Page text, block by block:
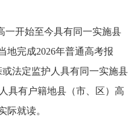
一开始至今具有同一实施县
地完成2026年普通高考报
法定监护人具有同一实施县
具有户籍地县（市、区）高
际就读。